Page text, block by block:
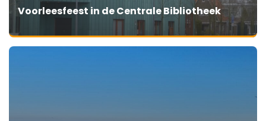
Voorleesfeest in de Centrale Bibliotheek